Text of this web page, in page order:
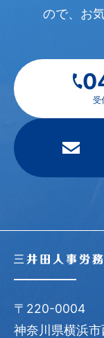
ので、 お
受
〒220-0004
神奈川県横浜